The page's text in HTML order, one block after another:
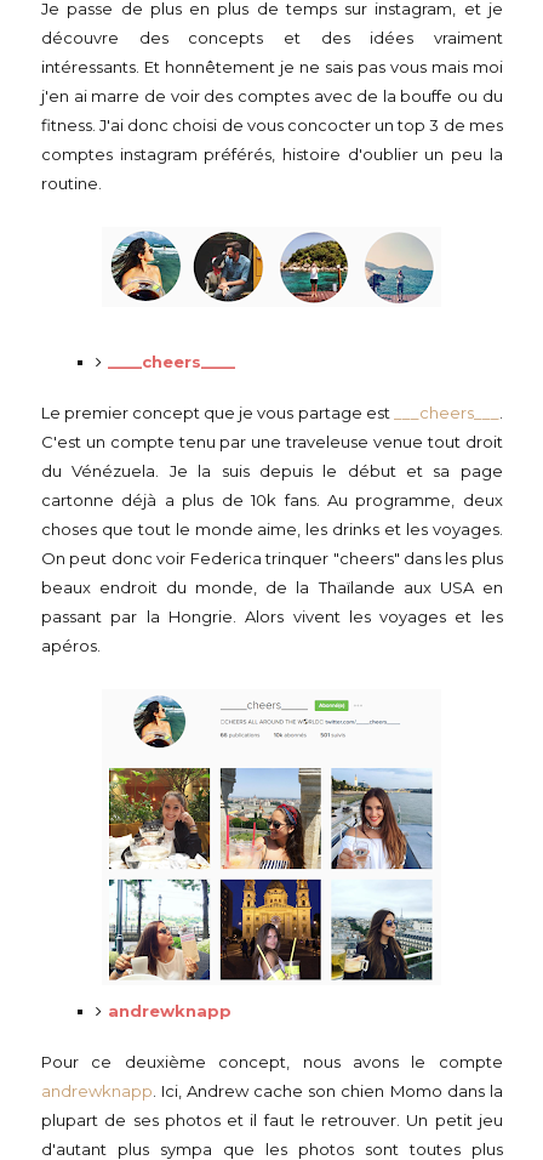
Je passe de plus en plus de temps sur instagram, et je
découvre des concepts et des idées vraiment
intéressants. Et honnêtement je ne sais pas vous mais moi
j'en ai marre de voir des comptes avec de la bouffe ou du
fitness. J'ai donc choisi de vous concocter un top 3 de mes
comptes instagram préférés, histoire d'oublier un peu la
routine.
____cheers____
Le premier concept que je vous partage est ___cheers___
C'est un compte tenu par une traveleuse venue tout droit
du Vénézuela. Je la suis depuis le début et sa page
cartonne déjà a plus de 10k fans. Au programme, deux
choses que tout le monde aime, les drinks et les voyages.
On peut donc voir Federica trinquer "cheers" dans les plus
beaux endroit du monde, de la Thaïlande aux USA en
passant par la Hongrie. Alors vivent les voyages et les
apéros.
andrewknapp
Pour ce deuxième concept, nous avons le compte
andrewknapp . Ici, Andrew cache son chien Momo dans la
plupart de ses photos et il faut le retrouver. Un petit jeu
d'autant plus sympa que les photos sont toutes plus